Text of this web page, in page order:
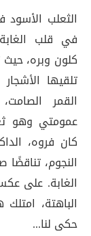
الثعلب الأسود
في قلب
كلون وبره، حيث
تلقيها
القمر
عمومتي وهو
كان فروه،
النجوم، تناقضًا
الغابة. على
الباهتة،
حكى لنا...